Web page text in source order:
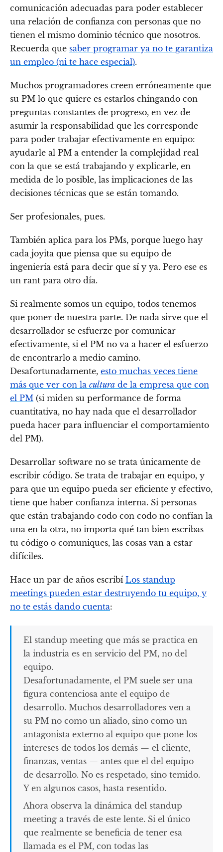
comunicación adecuadas para poder establecer
una relación de confianza con personas que no
tienen el mismo dominio técnico que nosotros.
Recuerda que saber programar ya no te garantiza
un empleo (ni te hace especial).
Muchos programadores creen erróneamente que
su PM lo que quiere es estarlos chingando con
preguntas constantes de progreso, en vez de
asumir la responsabilidad que les corresponde
para poder trabajar efectivamente en equipo:
ayudarle al PM a entender la complejidad real
con la que se está trabajando y explicarle, en
medida de lo posible, las implicaciones de las
decisiones técnicas que se están tomando.
Ser profesionales, pues.
También aplica para los PMs, porque luego hay
cada joyita que piensa que su equipo de
ingeniería está para decir que sí y ya. Pero ese es
un rant para otro día.
Si realmente somos un equipo, todos tenemos
que poner de nuestra parte. De nada sirve que el
desarrollador se esfuerze por comunicar
efectivamente, si el PM no va a hacer el esfuerzo
de encontrarlo a medio camino.
Desafortunadamente, esto muchas veces tiene
más que ver con la cultura de la empresa que con
el PM (si miden su performance de forma
cuantitativa, no hay nada que el desarrollador
pueda hacer para influenciar el comportamiento
del PM).
Desarrollar software no se trata únicamente de
escribir código. Se trata de trabajar en equipo, y
para que un equipo pueda ser eficiente y efectivo,
tiene que haber confianza interna. Si personas
que están trabajando codo con codo no confían la
una en la otra, no importa qué tan bien escribas
tu código o comuniques, las cosas van a estar
difíciles.
Hace un par de años escribí Los standup
meetings pueden estar destruyendo tu equipo, y
no te estás dando cuenta:
El standup meeting que más se practica en
la industria es en servicio del PM, no del
equipo.
Desafortunadamente, el PM suele ser una
figura contenciosa ante el equipo de
desarrollo. Muchos desarrolladores ven a
su PM no como un aliado, sino como un
antagonista externo al equipo que pone los
intereses de todos los demás — el cliente,
finanzas, ventas — antes que el del equipo
de desarrollo. No es respetado, sino temido.
Y en algunos casos, hasta resentido.
Ahora observa la dinámica del standup
meeting a través de este lente. Si el único
que realmente se beneficia de tener esa
llamada es el PM, con todas las